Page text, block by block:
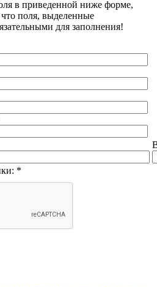
в приведенной ниже форме,
поля, выделенные
для заполнения!
*